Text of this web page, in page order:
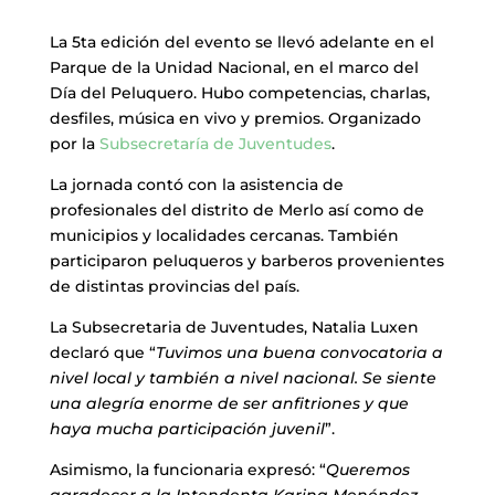
La 5ta edición del evento se llevó adelante en el
Parque de la Unidad Nacional, en el marco del
Día del Peluquero. Hubo competencias, charlas,
desfiles, música en vivo y premios. Organizado
por la Subsecretaría de Juventudes.
La jornada contó con la asistencia de
profesionales del distrito de Merlo así como de
municipios y localidades cercanas. También
participaron peluqueros y barberos provenientes
de distintas provincias del país.
La Subsecretaria de Juventudes, Natalia Luxen
declaró que “Tuvimos una buena convocatoria a
nivel local y también a nivel nacional. Se siente
una alegría enorme de ser anfitriones y que
haya mucha participación juvenil”.
Asimismo, la funcionaria expresó: “Queremos